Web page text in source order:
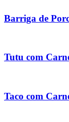
Barriga de
Tutu com
Taco com